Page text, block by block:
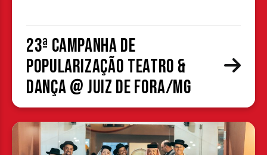
23ª Campanha de
Popularização Teatro &
Dança @ Juiz de Fora/MG